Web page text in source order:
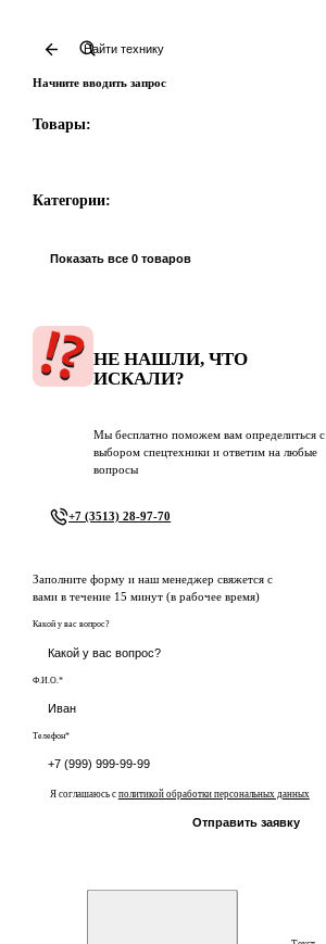
Начните вводить запрос
Товары:
Категории:
Показать все 0 товаров
НЕ НАШЛИ, ЧТО
ИСКАЛИ?
Мы бесплатно поможем вам определиться с
выбором спецтехники и ответим на любые
вопросы
+7 (3513) 28-97-70
Заполните форму и наш менеджер свяжется с
вами в течение 15 минут (в рабочее время)
Какой у вас вопрос?
Ф.И.О.*
Телефон*
Я соглашаюсь с политикой обработки персональных данных
Отправить заявку